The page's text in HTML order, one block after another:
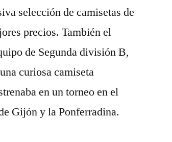
selección de camisetas de
precios. También el
de Segunda división B,
curiosa camiseta
en un torneo en el
Gijón y la Ponferradina.